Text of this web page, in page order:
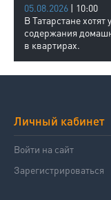
05.08.2026 | 10:00
В Татарстане
содержания
в квартирах.
Личный кабинет
Войти на сайт
Зарегистрироваться